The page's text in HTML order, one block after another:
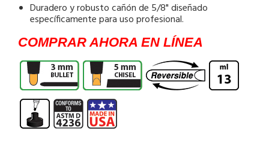
Duradero y robusto cañón de 5/8" diseñado
específicamente para uso profesional.
COMPRAR AHORA EN LÍNEA